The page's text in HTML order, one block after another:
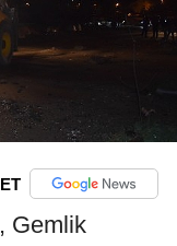
Gemlik